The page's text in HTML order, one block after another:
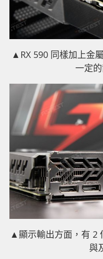
▲RX 590 同樣加上金
一定
▲顯示輸出方面，有 2
與